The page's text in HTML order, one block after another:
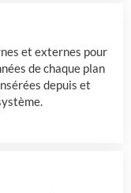
et externes pour
de chaque plan
depuis et